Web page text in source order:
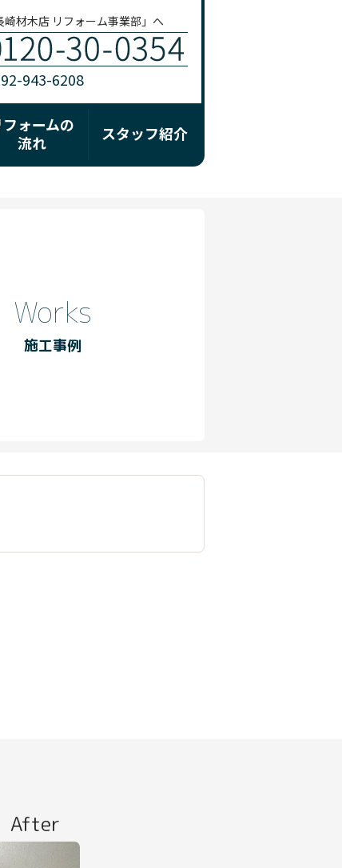
材木店 リフォーム事業部」へ
943-6208
フォームの
流れ
スタッフ紹介
Works
施工事例
After